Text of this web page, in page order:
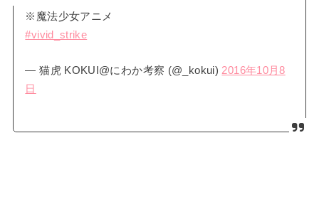
※魔法少女アニメ
#vivid_strike
— 猫虎 KOKUI@にわか考察 (@_kokui) 2016年10月8
日